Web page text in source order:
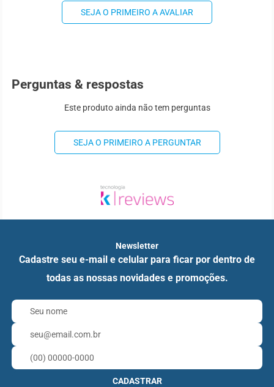
SEJA O PRIMEIRO A AVALIAR
Perguntas & respostas
Este produto ainda não tem perguntas
SEJA O PRIMEIRO A PERGUNTAR
Newsletter
Cadastre seu e-mail e celular para ficar por dentro de
todas as nossas novidades e promoções.
CADASTRAR